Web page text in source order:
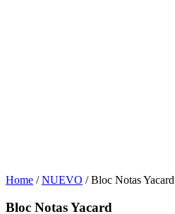
Home /NUEVO / Bloc Notas Yacard
Bloc Notas Yacard